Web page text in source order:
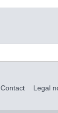
Contact Legal